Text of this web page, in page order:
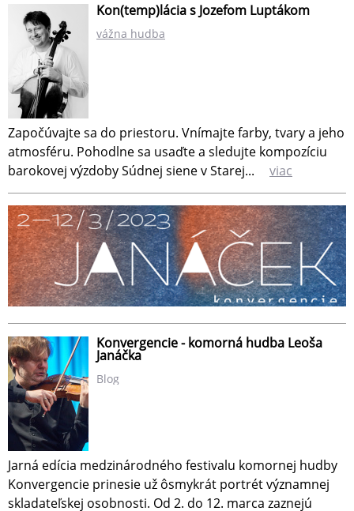
Kon(temp)lácia s Jozefom Luptákom
vážna hudba
Započúvajte sa do priestoru. Vnímajte farby, tvary a jeho
atmosféru. Pohodlne sa usaďte a sledujte kompozíciu
barokovej výzdoby Súdnej siene v Starej...
viac
Konvergencie - komorná hudba Leoša
Janáčka
Blog
Jarná edícia medzinárodného festivalu komornej hudby
Konvergencie prinesie už ôsmykrát portrét významnej
skladateľskej osobnosti. Od 2. do 12. marca zaznejú